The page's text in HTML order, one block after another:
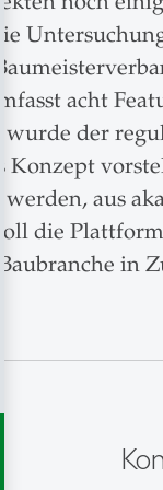
acht
der
Konzept
aus
die
in